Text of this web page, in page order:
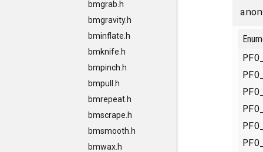
bmgrab.h
bmgravity.h
bminflate.h
bmknife.h
bmpinch.h
bmpull.h
bmrepeat.h
bmscrape.h
bmsmooth.h
bmwax.h